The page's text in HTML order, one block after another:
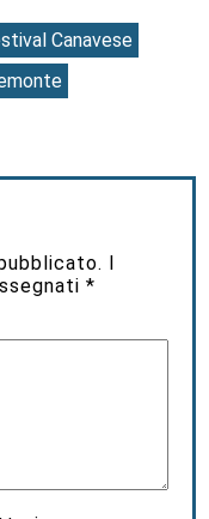
Canavese
I
*